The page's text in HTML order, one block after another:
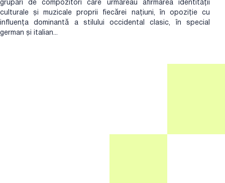
grupări de compozitori care urmăreau afirmarea identității
culturale și muzicale proprii fiecărei națiuni, în opoziție cu
influența dominantă a stilului occidental clasic, în special
german și italian...